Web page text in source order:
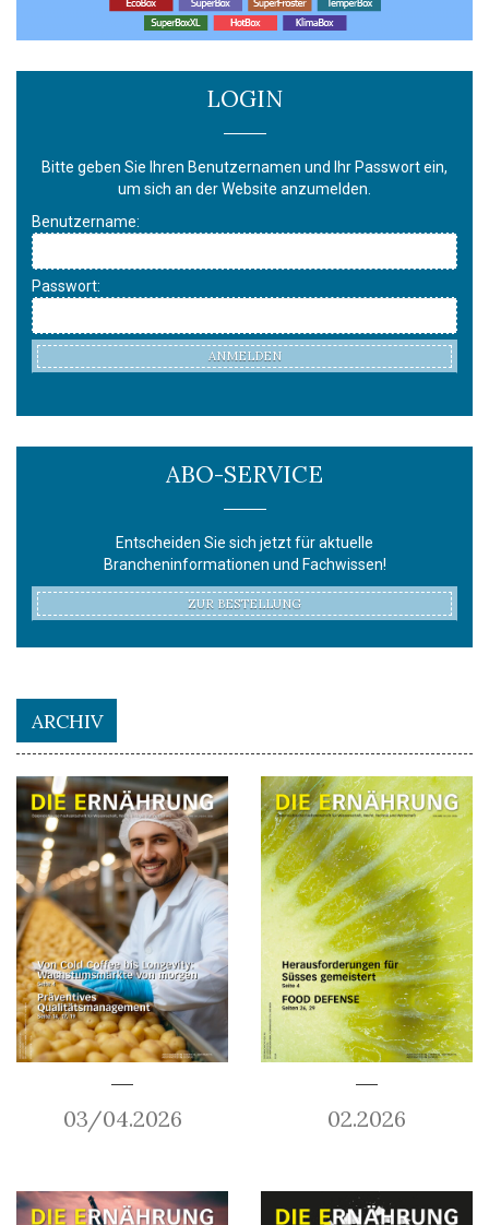
LOGIN
Bitte geben Sie Ihren Benutzernamen und Ihr Passwort ein,
um sich an der Website anzumelden.
Benutzername:
Passwort:
ANMELDEN
ABO-SERVICE
Entscheiden Sie sich jetzt für aktuelle
Brancheninformationen und Fachwissen!
ZUR BESTELLUNG
ARCHIV
03/04.2026 02.2026